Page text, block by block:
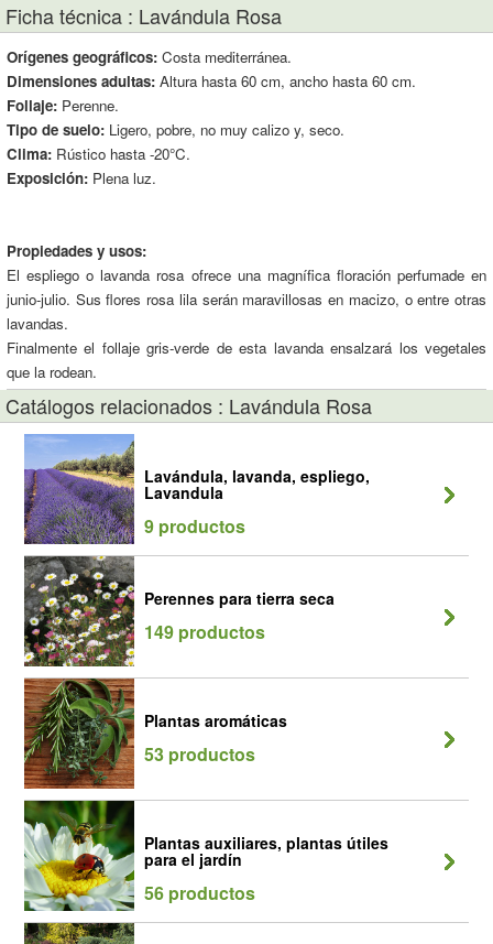
Ficha técnica : Lavándula Rosa
Orígenes geográficos: Costa mediterránea.
Dimensiones adultas: Altura hasta 60 cm, ancho hasta 60 cm.
Follaje: Perenne.
Tipo de suelo: Ligero, pobre, no muy calizo y, seco.
Clima: Rústico hasta -20°C.
Exposición: Plena luz.
Propiedades y usos:
El espliego o lavanda rosa ofrece una magnífica floración perfumade en
junio-julio. Sus flores rosa lila serán maravillosas en macizo, o entre otras
lavandas.
Finalmente el follaje gris-verde de esta lavanda ensalzará los vegetales
que la rodean.
Catálogos relacionados : Lavándula Rosa
Lavándula, lavanda, espliego,
Lavandula
9 productos
Perennes para tierra seca
149 productos
Plantas aromáticas
53 productos
Plantas auxiliares, plantas útiles
para el jardín
56 productos